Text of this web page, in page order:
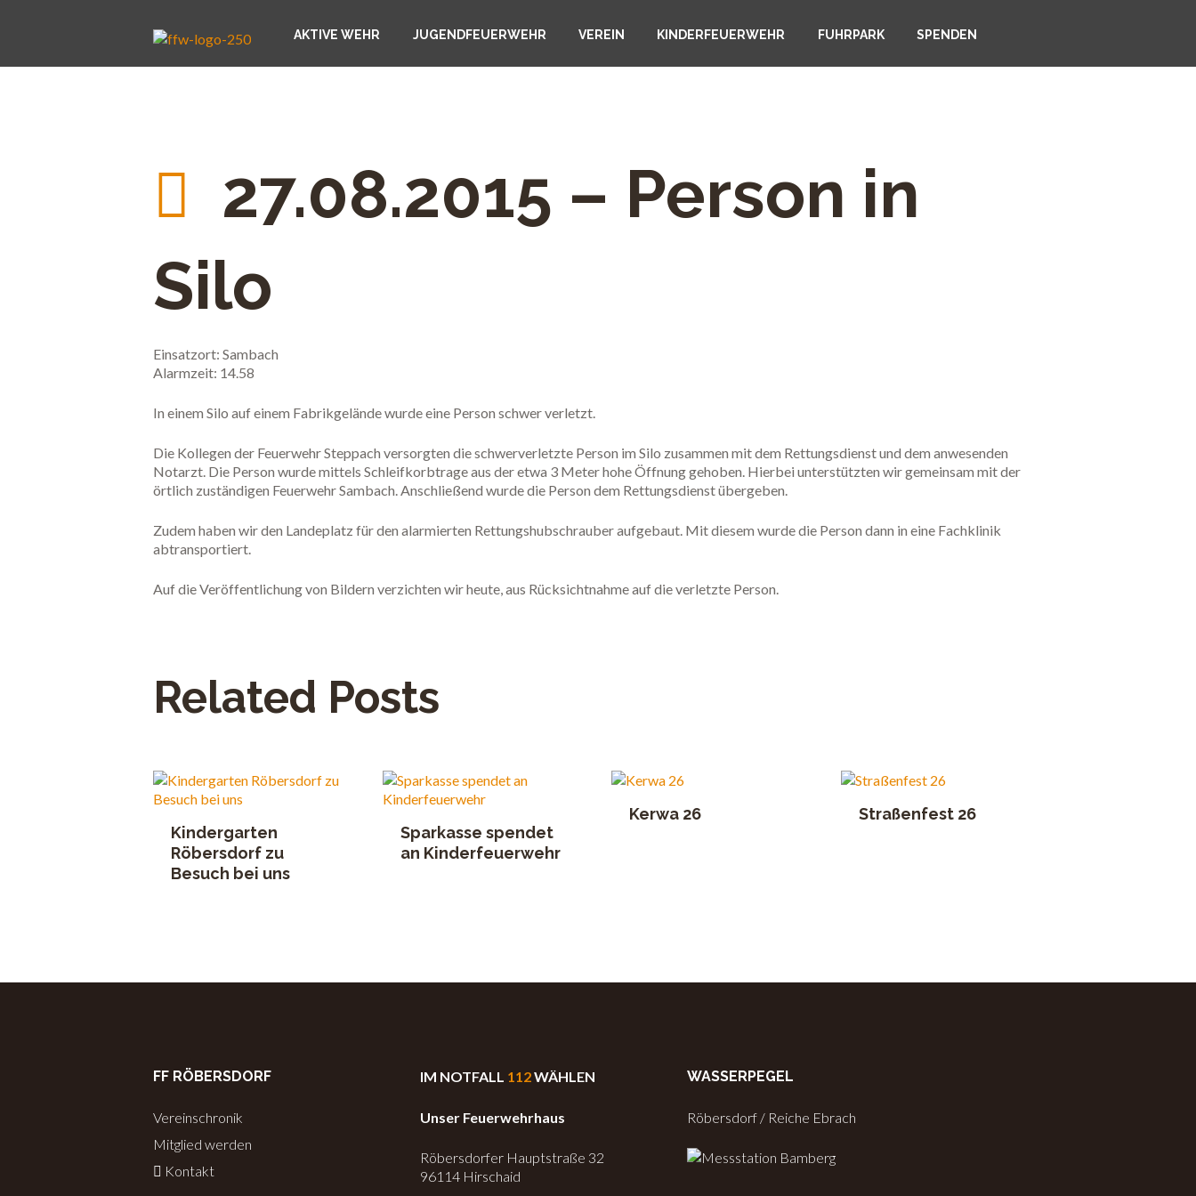
AKTIVE WEHR JUGENDFEUERWEHR VEREIN KINDERFEUERWEHR FUHRPARK SPENDEN
27.08.2015 – Person in
Silo
Einsatzort: Sambach
Alarmzeit: 14.58
In einem Silo auf einem Fabrikgelände wurde eine Person schwer verletzt.
Die Kollegen der Feuerwehr Steppach versorgten die schwerverletzte Person im Silo zusammen mit dem Rettungsdienst und dem anwesenden
Notarzt. Die Person wurde mittels Schleifkorbtrage aus der etwa 3 Meter hohe Öffnung gehoben. Hierbei unterstützten wir gemeinsam mit der
örtlich zuständigen Feuerwehr Sambach. Anschließend wurde die Person dem Rettungsdienst übergeben.
Zudem haben wir den Landeplatz für den alarmierten Rettungshubschrauber aufgebaut. Mit diesem wurde die Person dann in eine Fachklinik
abtransportiert.
Auf die Veröffentlichung von Bildern verzichten wir heute, aus Rücksichtnahme auf die verletzte Person.
Related Posts
Kindergarten
Röbersdorf zu
Besuch bei uns
Sparkasse spendet
an Kinderfeuerwehr
Kerwa 26 Straßenfest 26
FF RÖBERSDORF
Vereinschronik
Mitglied werden
Kontakt
IM NOTFALL 112WÄHLEN
Unser Feuerwehrhaus
Röbersdorfer Hauptstraße 32
96114 Hirschaid
WASSERPEGEL
Röbersdorf / Reiche Ebrach